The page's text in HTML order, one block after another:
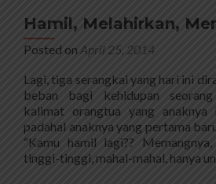
Hamil, Melahirkan,
Posted on April 25, 2014
Lagi, tiga serangkai yang hari ini
beban bagi kehidupan
kalimat orangtua yang anaknya
padahal anaknya yang pertama
“Kamu hamil lagi??
tinggi-tinggi, mahal-mahal, hanya